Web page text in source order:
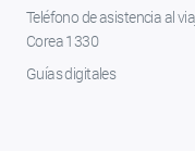
Teléfono de asistencia al
Corea 1330
Guías digitales